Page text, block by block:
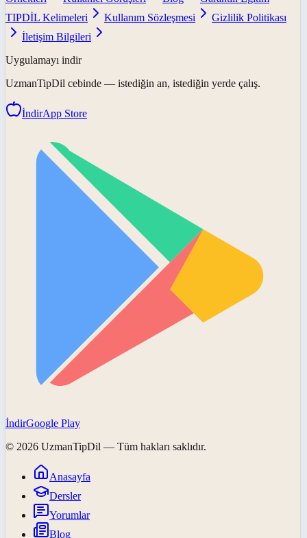
TIPDİL Kelimeleri
Kullanım Sözleşmesi
Gizlilik Politikası
İletişim Bilgileri
Uygulamayı indir
UzmanTipDil cebinde — istediğin an, istediğin yerde çalış.
İndirApp Store
İndirGoogle Play
© 2026 UzmanTipDil — Tüm hakları saklıdır.
Anasayfa
Dersler
Yorumlar
Blog